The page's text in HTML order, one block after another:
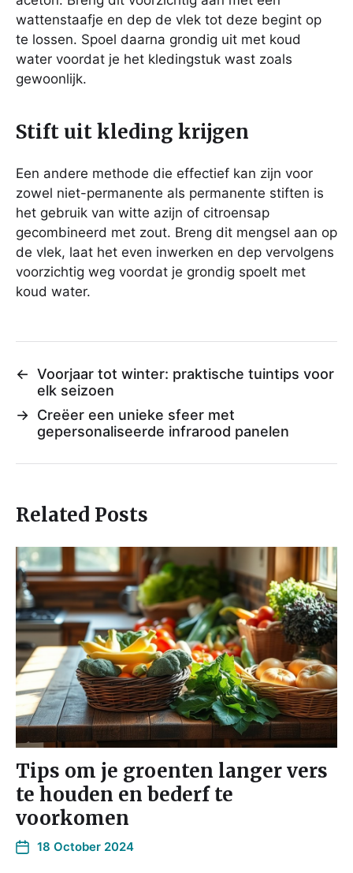
wattenstaafje en dep de vlek tot deze begint op
te lossen. Spoel daarna grondig uit met koud
water voordat je het kledingstuk wast zoals
gewoonlijk.
Stift uit kleding krijgen
Een andere methode die effectief kan zijn voor
zowel niet-permanente als permanente stiften is
het gebruik van witte azijn of citroensap
gecombineerd met zout. Breng dit mengsel aan op
de vlek, laat het even inwerken en dep vervolgens
voorzichtig weg voordat je grondig spoelt met
koud water.
← Voorjaar tot winter: praktische tuintips voor
elk seizoen
→ Creëer een unieke sfeer met
gepersonaliseerde infrarood panelen
Related Posts
Tips om je groenten langer vers
te houden en bederf te
voorkomen
18 October 2024